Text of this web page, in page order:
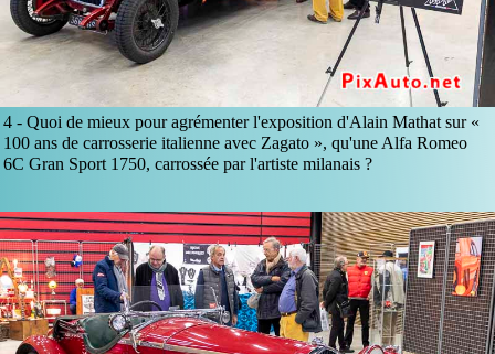
4 -Quoi de mieux pour agrémenter l'exposition d'Alain Mathat sur «
100 ans de carrosserie italienne avec Zagato », qu'une Alfa Romeo
6C Gran Sport 1750, carrossée par l'artiste milanais ?